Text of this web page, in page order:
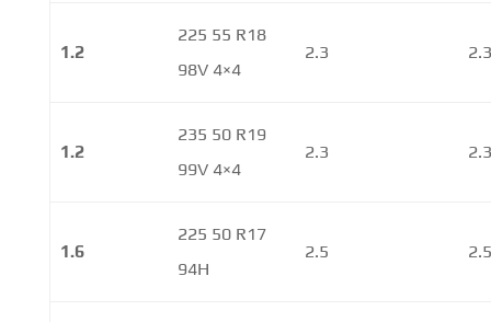
1.2
225 55 R18
98V 4×4
2.3
1.2
235 50 R19
99V 4×4
2.3
1.6
225 50 R17
94H
2.5